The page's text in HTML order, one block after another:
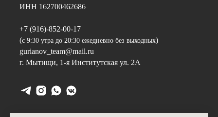
ИНН 162700462686
+7 (916)-852-00-17
(с 9:30 утра до 20:30 ежедневно без выходных)
gurianov_team@mail.ru
г. Мытищи, 1-я Институтская ул. 2А